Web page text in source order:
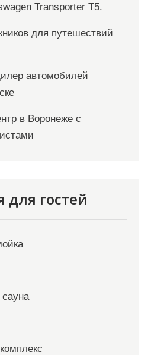
Transporter T5.
для путешествий
автомобилей
в Воронеже с
гостей